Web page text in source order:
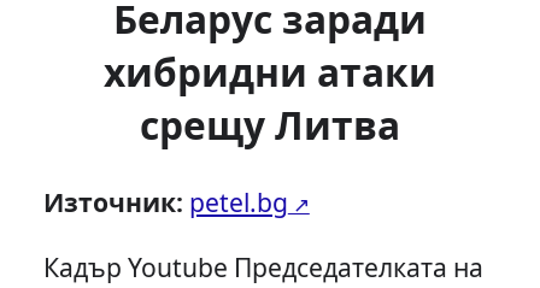
Беларус заради
хибридни атаки
срещу Литва
Източник: petel.bg
Кадър Youtube Председателката на